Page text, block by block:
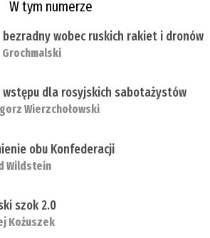
W tym numerze
bezradny wobec ruskich rakiet i dronów
dla rosyjskich sabotażystów
Wierzchołowski
obu Konfederacji
Wildstein
szok 2.0
Kożuszek